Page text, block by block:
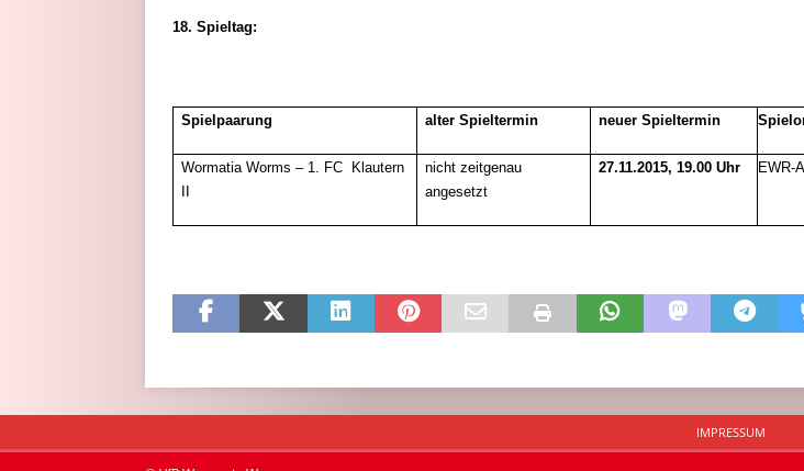
18. Spieltag:
Spielpaarung alter Spieltermin neuer Spieltermin
Wormatia Worms – 1. FC Klautern
nicht zeitgenau
angesetzt
27.11.2015, 19.00 Uhr EWR-
IMPRESSUM